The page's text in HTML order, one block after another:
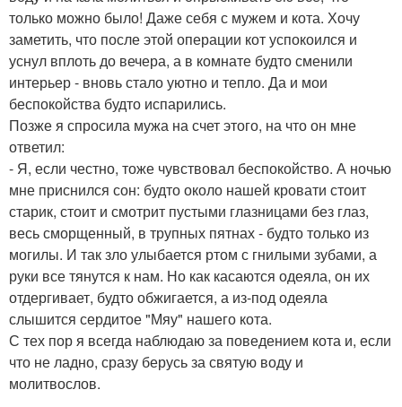
только можно было! Даже себя с мужем и кота. Хочу
заметить, что после этой операции кот успокоился и
уснул вплоть до вечера, а в комнате будто сменили
интерьер - вновь стало уютно и тепло. Да и мои
беспокойства будто испарились.
Позже я спросила мужа на счет этого, на что он мне
ответил:
- Я, если честно, тоже чувствовал беспокойство. А ночью
мне приснился сон: будто около нашей кровати стоит
старик, стоит и смотрит пустыми глазницами без глаз,
весь сморщенный, в трупных пятнах - будто только из
могилы. И так зло улыбается ртом с гнилыми зубами, а
руки все тянутся к нам. Но как касаются одеяла, он их
отдергивает, будто обжигается, а из-под одеяла
слышится сердитое "Мяу" нашего кота.
С тех пор я всегда наблюдаю за поведением кота и, если
что не ладно, сразу берусь за святую воду и
молитвослов.